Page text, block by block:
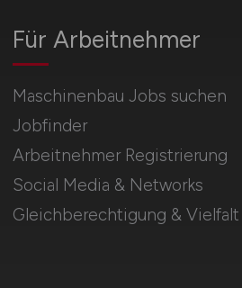
Für Arbeitnehmer
Maschinenbau Jobs suchen
Jobfinder
Arbeitnehmer Registrierung
Social Media & Networks
Gleichberechtigung & Vielfalt